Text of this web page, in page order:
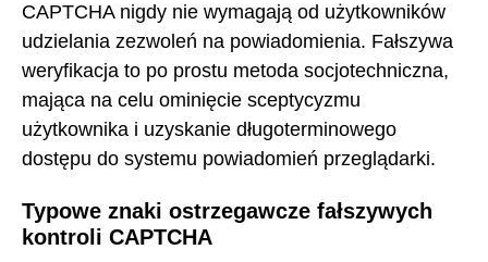
CAPTCHA nigdy nie wymagają od użytkowników
udzielania zezwoleń na powiadomienia. Fałszywa
weryfikacja to po prostu metoda socjotechniczna,
mająca na celu ominięcie sceptycyzmu
użytkownika i uzyskanie długoterminowego
dostępu do systemu powiadomień przeglądarki.
Typowe znaki ostrzegawcze fałszywych
kontroli CAPTCHA